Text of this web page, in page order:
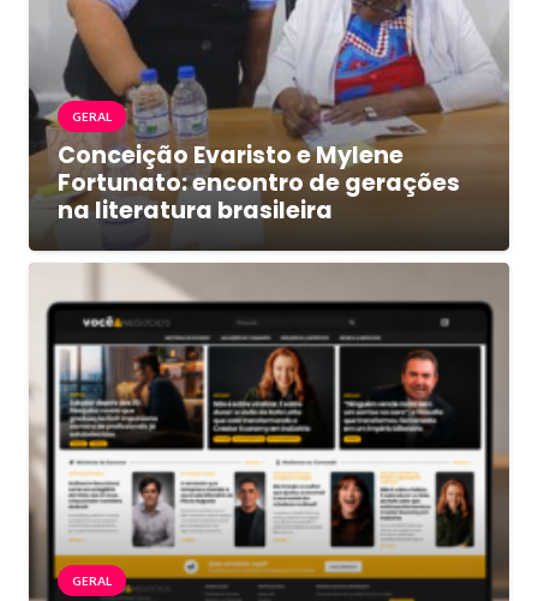
GERAL
Conceição Evaristo e Mylene
Fortunato: encontro de gerações
na literatura brasileira
GERAL